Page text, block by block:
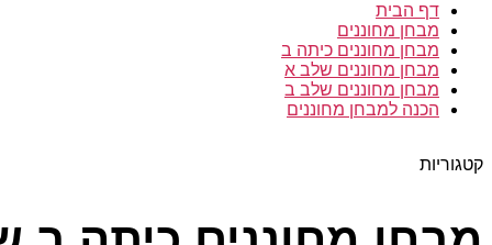
דף הבית
מבחן מחוננים
מבחן מחוננים כיתה ב
מבחן מחוננים שלב א
מבחן מחוננים שלב ב
הכנה למבחן מחוננים
קטגוריות